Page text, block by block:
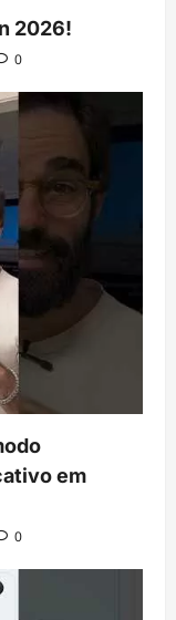
2026!
0
em
0